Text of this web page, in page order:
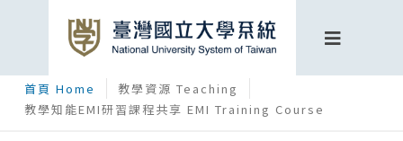
首頁 Home
教學資源 Teaching
教學知能EMI研習課程共享 EMI Training Course